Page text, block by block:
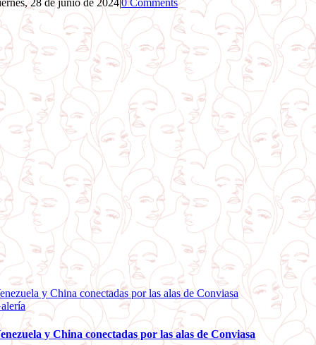
28 de junio de 2024|0 Comments
y China conectadas por las alas de Conviasa
y China conectadas por las alas de Conviasa